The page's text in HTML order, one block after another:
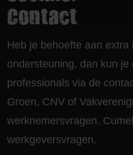
Contact
Heb je behoefte aan extra
ondersteuning, dan kun je
professionals via de
Groen, CNV of
werknemersvragen.
werkgeversvragen.